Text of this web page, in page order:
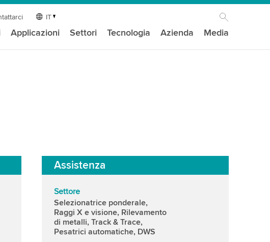
IT
Applicazioni Settori Tecnologia Azienda Media
Assistenza
Settore
Selezionatrice ponderale,
Raggi X e visione, Rilevamento
di metalli, Track & Trace,
Pesatrici automatiche, DWS